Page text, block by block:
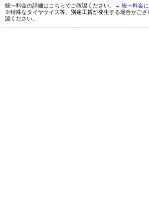
統一料金の詳細はこちらでご確認ください。→ 統一料金
※特殊なタイヤサイズ等、別途工賃が発生する場合がご
認ください。